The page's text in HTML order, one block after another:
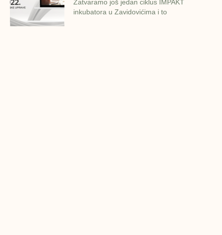
Zatvaramo još jedan ciklus IMPAKT
inkubatora u Zavidovićima i to